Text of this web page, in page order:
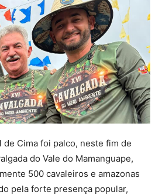
de Cima foi palco, neste fim de
do Vale do Mamanguape,
500 cavaleiros e amazonas
pela forte presença popular,